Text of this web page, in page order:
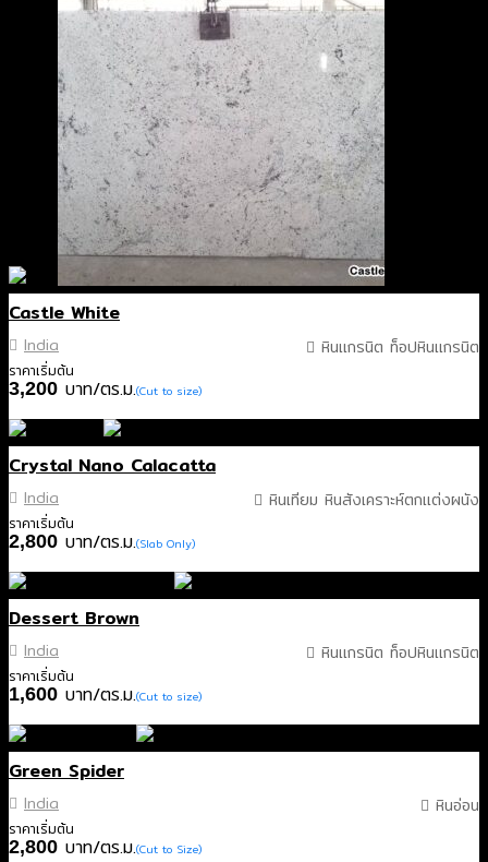
หินแกรนิต ท็อปหินแกรนิต
Castle White
India
ราคาเริ่มต้น
3,200 บาท/ตร.ม.(Cut to size)
หินเทียม หินสังเคราะห์ตกแต่งผนัง
Crystal Nano Calacatta
India
ราคาเริ่มต้น
2,800 บาท/ตร.ม.(Slab Only)
หินแกรนิต ท็อปหินแกรนิต
Dessert Brown
India
ราคาเริ่มต้น
1,600 บาท/ตร.ม.(Cut to size)
หินอ่อน
Green Spider
India
ราคาเริ่มต้น
2,800 บาท/ตร.ม.(Cut to Size)